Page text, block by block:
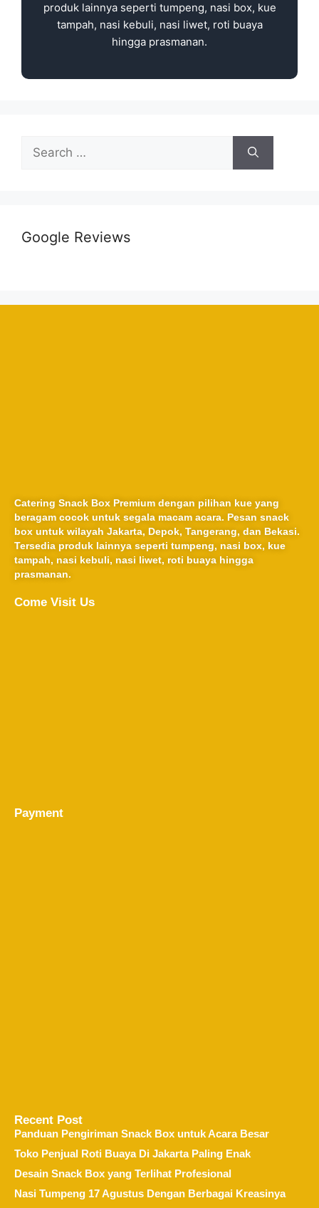
produk lainnya seperti tumpeng, nasi box, kue
tampah, nasi kebuli, nasi liwet, roti buaya
hingga prasmanan.
Google Reviews
Catering Snack Box Premium dengan pilihan kue yang
beragam cocok untuk segala macam acara. Pesan snack
box untuk wilayah Jakarta, Depok, Tangerang, dan Bekasi.
Tersedia produk lainnya seperti tumpeng, nasi box, kue
tampah, nasi kebuli, nasi liwet, roti buaya hingga
prasmanan.
Come Visit Us
Payment
Recent Post
Panduan Pengiriman Snack Box untuk Acara Besar
Toko Penjual Roti Buaya Di Jakarta Paling Enak
Desain Snack Box yang Terlihat Profesional
Nasi Tumpeng 17 Agustus Dengan Berbagai Kreasinya